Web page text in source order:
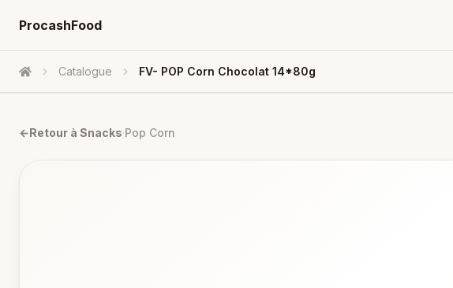
ProcashFood
Accueil Catalogue FV- POP Corn Chocolat 14*80g
←Retour à Snacks·Pop Corn